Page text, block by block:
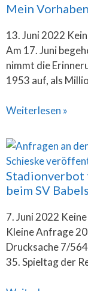
Mein
13. Juni 2022
Am 17. Juni
nimmt die
1953 auf, als
Weiterlesen »
Stadionverbot
beim SV
7. Juni 2022
Kleine Anfrage
Drucksache 7/
35. Spieltag der